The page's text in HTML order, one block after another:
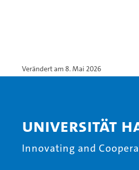
Verändert am 8. Mai 2026
Universität
Innovating and